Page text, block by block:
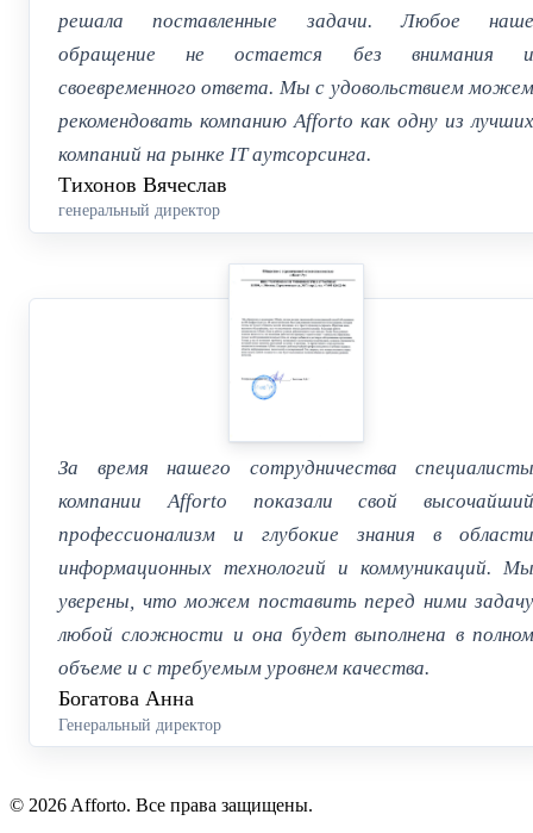
решала поставленные задачи. Любое наше
обращение не остается без внимания и
своевременного ответа. Мы с удовольствием можем
рекомендовать компанию Afforto как одну из лучших
компаний на рынке IT аутсорсинга.
Тихонов Вячеслав
генеральный директор
За время нашего сотрудничества специалисты
компании Аfforto показали свой высочайший
профессионализм и глубокие знания в области
информационных технологий и коммуникаций. Мы
уверены, что можем поставить перед ними задачу
любой сложности и она будет выполнена в полном
объеме и с требуемым уровнем качества.
Богатова Анна
Генеральный директор
© 2026 Afforto. Все права защищены.